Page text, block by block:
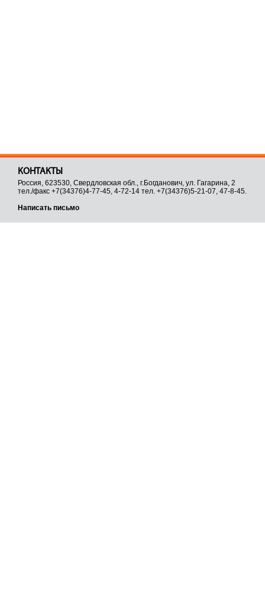
КОНТАКТЫ
Россия, 623530, Свердловская обл., г.Богданович, ул. Гагарина, 2
тел./факс +7(34376)4-77-45, 4-72-14 тел. +7(34376)5-21-07, 47-8-45.
Написать письмо